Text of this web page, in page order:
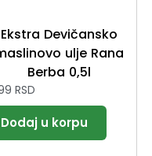
Ekstra Devičansko
ulje Rana
Berba 0,5l
RSD